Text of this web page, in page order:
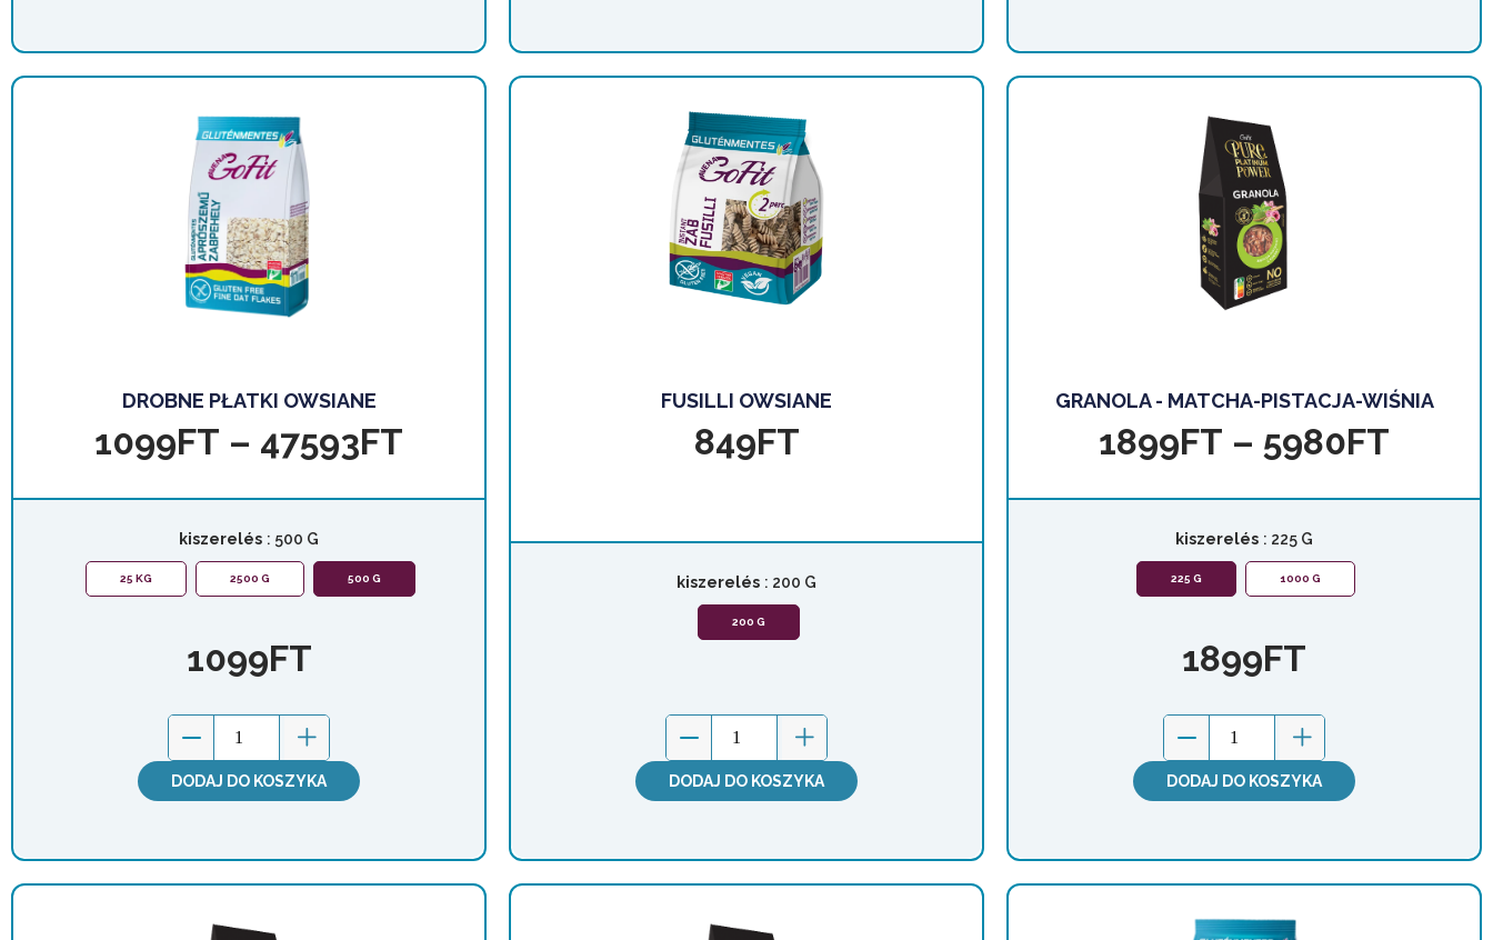
DROBNE PŁATKI OWSIANE
1099FT – 47593FT
kiszerelés : 500 G
25 KG 2500 G 500 G
1099FT
DODAJ DO KOSZYKA
FUSILLI OWSIANE
849FT
kiszerelés : 200 G
200 G
DODAJ DO KOSZYKA
GRANOLA - MATCHA-PISTACJA-WIŚNIA
1899FT – 5980FT
kiszerelés : 225 G
225 G 1000 G
1899FT
DODAJ DO KOSZYKA